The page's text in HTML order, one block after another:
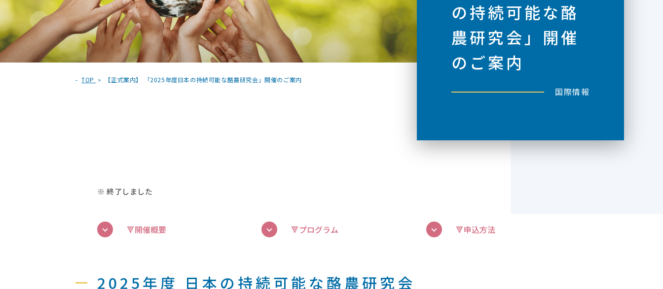
の持続可能な酪
農研究会」開催
のご案内
国際情報
TOP 【正式案内】 「2025年度日本の持続可能な酪農研究会」開催のご案内
※ 終了しました
🔻開催概要 🔻プログラム 🔻申込方法
2025年度 日本の持続可能な酪農研究会